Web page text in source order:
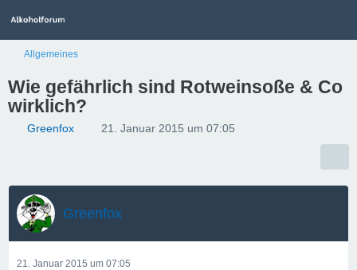
Allgemeines
Wie gefährlich sind Rotweinsoße & Co
wirklich?
Greenfox 21. Januar 2015 um 07:05
Greenfox
21. Januar 2015 um 07:05